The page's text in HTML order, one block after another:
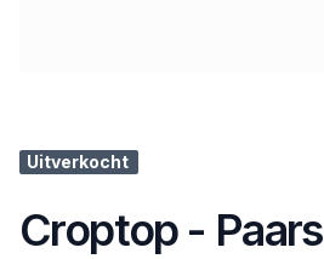
Uitverkocht
Croptop - Paars